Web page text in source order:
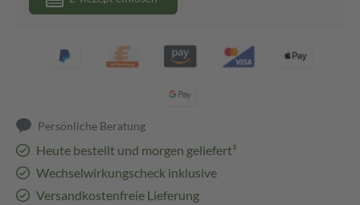
Persönliche Beratung
Heute bestellt und morgen geliefert³
Wechselwirkungscheck inklusive
Versandkostenfreie Lieferung